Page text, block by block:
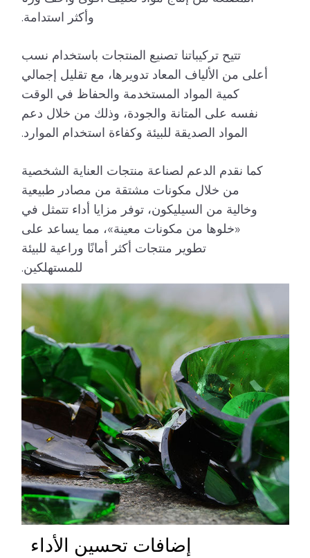
وأكثر استدامة.
تتيح تركيباتنا تصنيع المنتجات باستخدام نسب
أعلى من الألياف المعاد تدويرها، مع تقليل إجمالي
كمية المواد المستخدمة والحفاظ في الوقت
نفسه على المتانة والجودة، وذلك من خلال دعم
المواد الصديقة للبيئة وكفاءة استخدام الموارد.
كما نقدم الدعم لصناعة منتجات العناية الشخصية
من خلال مكونات مشتقة من مصادر طبيعية
وخالية من السيليكون، توفر مزايا أداء تتمثل في
«خلوها من مكونات معينة»، مما يساعد على
تطوير منتجات أكثر أمانًا وراعية للبيئة
للمستهلكين.
إضافات تحسين الأداء